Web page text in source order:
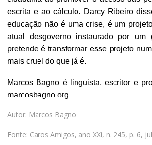
escrita e ao cálculo. Darcy Ribeiro
educação não é uma crise, é um
atual desgoverno instaurado por um
pretende é transformar esse projeto
mais cruel do que já é.
Marcos Bagno é linguista, escritor e
marcosbagno.org.
Autor: Marcos Bagno
Fonte: Caros Amigos, ano XXi, n. 245, p. 6,